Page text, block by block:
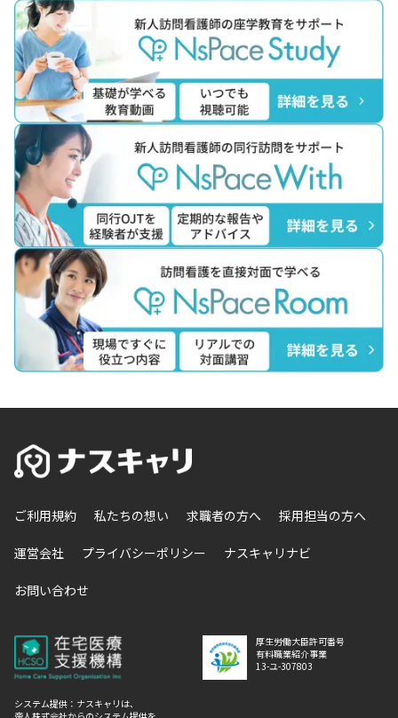
ご利用規約 私たちの想い 求職者の方へ 採用担当の方へ
運営会社 プライバシーポリシー ナスキャリナビ
お問い合わせ
厚生労働大臣許可番号
有料職業紹介事業
13-ユ-307803
システム提供：ナスキャリは、